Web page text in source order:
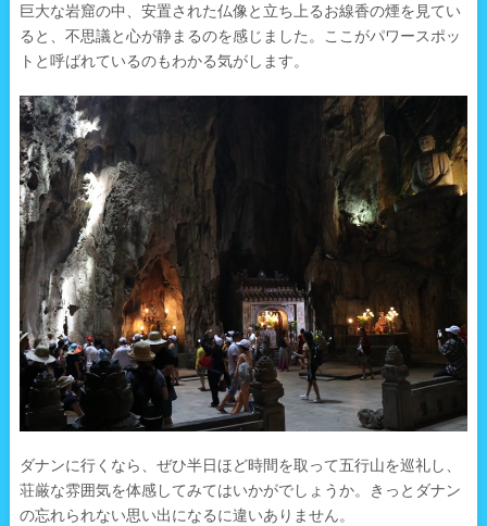
巨大な岩窟の中、安置された仏像と立ち上るお線香の煙を見てい
ると、不思議と心が静まるのを感じました。ここがパワースポッ
トと呼ばれているのもわかる気がします。
ダナンに行くなら、ぜひ半日ほど時間を取って五行山を巡礼し、
荘厳な雰囲気を体感してみてはいかがでしょうか。きっとダナン
の忘れられない思い出になるに違いありません。